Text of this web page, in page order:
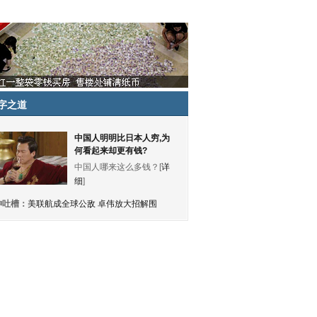
之道
中国人明明比日本人穷,为
何看起来却更有钱?
中国人哪来这么多钱？[详
细]
槽： 美联航成全球公敌 卓伟放大招解围